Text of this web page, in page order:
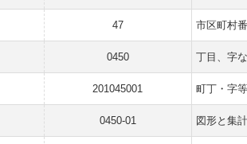
47 市区町村
0450 丁目、字
201045001 町丁・字
0450-01 図形と集